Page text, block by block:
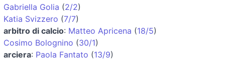
Gabriella Golia (2/2)
Katia Svizzero (7/7)
arbitro di calcio: Matteo Apricena (18/5)
Cosimo Bolognino (30/1)
arciera: Paola Fantato (13/9)